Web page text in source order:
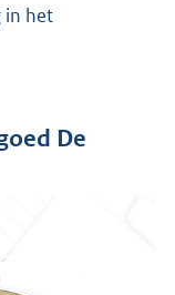
in het
De